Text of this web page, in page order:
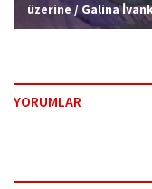
üzerine / Galina
YORUMLAR